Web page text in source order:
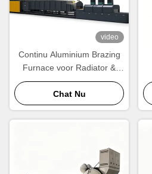
video
Continu Aluminium Brazing
Furnace voor Radiator &
Condenser Manufacturing
Chat Nu